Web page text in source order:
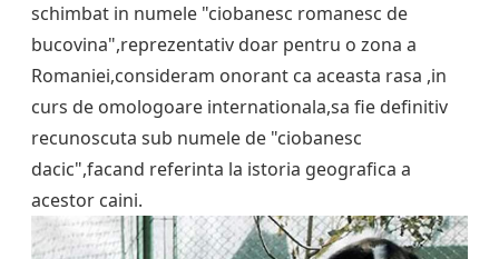
schimbat in numele "ciobanesc romanesc de
bucovina",reprezentativ doar pentru o zona a
Romaniei,consideram onorant ca aceasta rasa ,in
curs de omologoare internationala,sa fie definitiv
recunoscuta sub numele de "ciobanesc
dacic",facand referinta la istoria geografica a
acestor caini.